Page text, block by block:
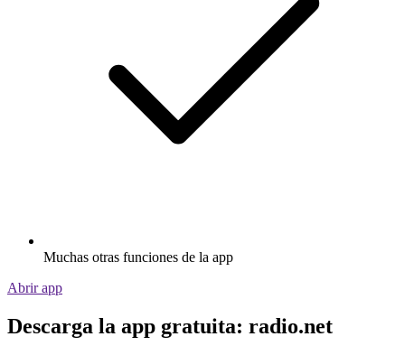
Muchas otras funciones de la app
Abrir app
Descarga la app gratuita: radio.net